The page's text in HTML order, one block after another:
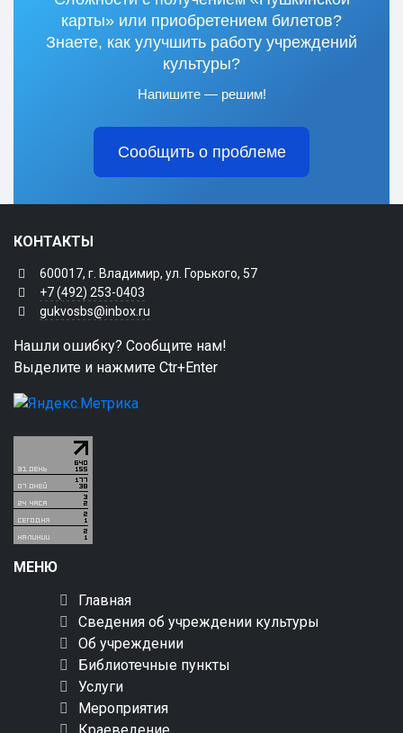
карты» или приобретением билетов?
Знаете, как улучшить работу учреждений
культуры?
Напишите — решим!
Сообщить о проблеме
КОНТАКТЫ
600017, г. Владимир, ул. Горького, 57
+7 (492) 253-0403
gukvosbs@inbox.ru
Нашли ошибку? Сообщите нам!
Выделите и нажмите Ctr+Enter
МЕНЮ
Главная
Сведения об учреждении культуры
Об учреждении
Библиотечные пункты
Услуги
Мероприятия